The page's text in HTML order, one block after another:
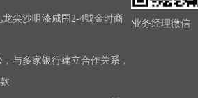
尖沙咀漆咸围2-4號金时商
与多家银行建立合作关系，
业务经理微信